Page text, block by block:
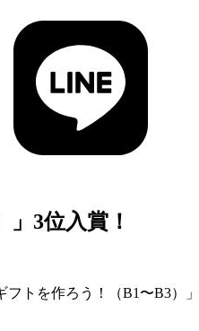
3位入賞！
トを作ろう！（B1〜B3）